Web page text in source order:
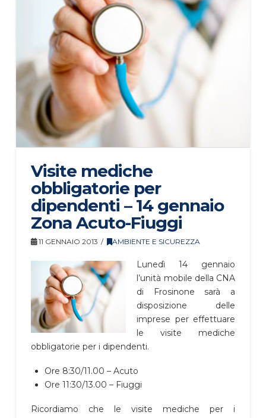
Visite mediche
obbligatorie per
dipendenti – 14 gennaio
Zona Acuto-Fiuggi
11 GENNAIO 2013 AMBIENTE E SICUREZZA
Lunedì 14 gennaio
l’unità mobile della CNA
di Frosinone sarà a
disposizione delle
imprese per effettuare
le visite mediche
obbligatorie per i dipendenti.
Ore 8:30/11.00 – Acuto
Ore 11:30/13.00 – Fiuggi
Ricordiamo che le visite mediche per i